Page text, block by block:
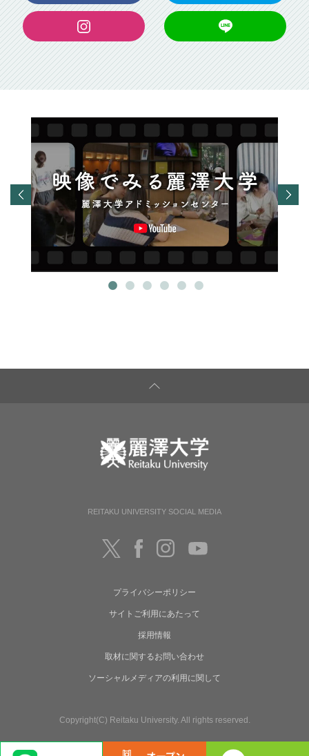
REITAKU UNIVERSITY SOCIAL MEDIA
プライバシーポリシー
サイトご利用にあたって
採用情報
取材に関するお問い合わせ
ソーシャルメディアの利用に関して
Copyright(C) Reitaku University. All rights reserved.